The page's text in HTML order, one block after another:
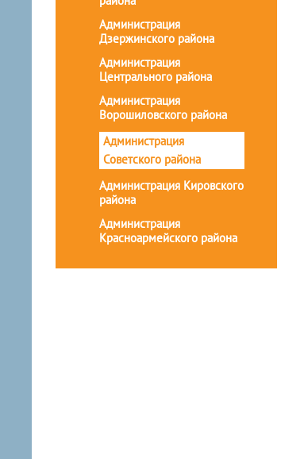
Администрация
Дзержинского района
Администрация
Центрального района
Администрация
Ворошиловского района
Администрация
Советского района
Администрация Кировского
района
Администрация
Красноармейского района